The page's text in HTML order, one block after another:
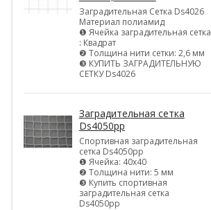
Заградительная Сетка Ds4026
Материал полиамид
❶ Ячейка заградительная сетка
: Квадрат
❷ Толщина нити сетки: 2,6 мм
❸ КУПИТЬ ЗАГРАДИТЕЛЬНУЮ
СЕТКУ Ds4026
Заградительная сетка
Ds4050pp
Спортивная заградительная
сетка Ds4050pp
❶ Ячейка: 40х40
❷ Толщина нити: 5 мм
❸ Купить спортивная
заградительная сетка
Ds4050pp